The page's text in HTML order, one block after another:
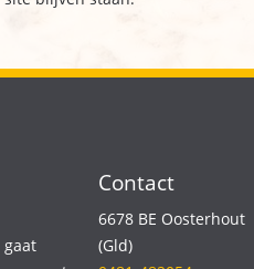
gaat
Contact
6678 BE Oosterhout
(Gld)